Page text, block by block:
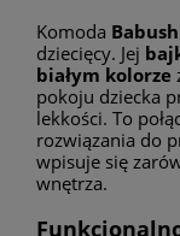
Komoda
dziecięcy. Jej
białym kolorze
pokoju dziecka
lekkości. To
rozwiązania do
wpisuje się
wnętrza.